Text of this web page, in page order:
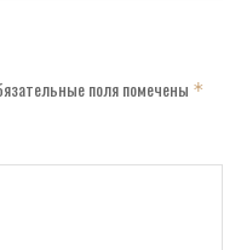
поля помечены *